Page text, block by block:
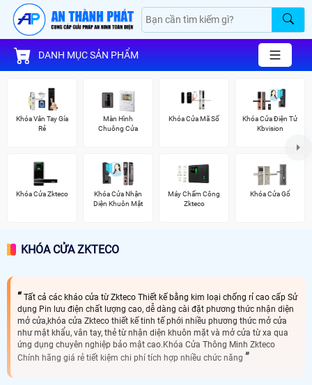
DANH MỤC SẢN PHẨM
Khóa Vân Tay Gía
Rẻ
Màn Hình
Chuông Cửa
Khóa Cửa Mã Số
Khóa Cửa Điện Tử
Kbvision
Khóa Cửa Zkteco
Khóa Cửa Nhận
Diện Khuôn Mặt
Máy Chấm Công
Zkteco
Khóa Cửa Gổ
KHÓA CỬA ZKTECO
Tất cả các kháo cửa từ Zkteco Thiết kế bằng kim loại chống rỉ cao cấp Sử
dụng Pin lưu điện chất lượng cao, dễ dàng cài đặt phương thức nhận diện
mở cửa,khóa cửa Zkteco thiết kế tinh tế phới nhiều phương thức mở cửa
như mật khẩu, vân tay, thẻ từ nhận diện khuôn mặt và mở cửa từ xa qua
ứng dụng chuyên nghiệp bảo mật cao.Khóa Cửa Thông Minh Zkteco
Chính hãng giá rẻ tiết kiệm chi phí tích hợp nhiều chức năng